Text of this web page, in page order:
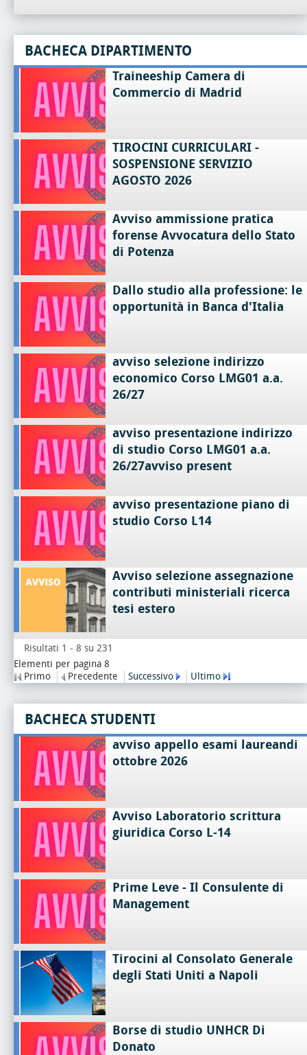
BACHECA DIPARTIMENTO
Traineeship Camera di
Commercio di Madrid
TIROCINI CURRICULARI -
SOSPENSIONE SERVIZIO
AGOSTO 2026
Avviso ammissione pratica
forense Avvocatura dello Stato
di Potenza
Dallo studio alla professione: le
opportunità in Banca d'Italia
avviso selezione indirizzo
economico Corso LMG01 a.a.
26/27
avviso presentazione indirizzo
di studio Corso LMG01 a.a.
26/27avviso present
avviso presentazione piano di
studio Corso L14
Avviso selezione assegnazione
contributi ministeriali ricerca
tesi estero
Risultati 1 - 8 su 231
Elementi per pagina 8
Primo
Precedente Successivo Ultimo
BACHECA STUDENTI
avviso appello esami laureandi
ottobre 2026
Avviso Laboratorio scrittura
giuridica Corso L-14
Prime Leve - Il Consulente di
Management
Tirocini al Consolato Generale
degli Stati Uniti a Napoli
Borse di studio UNHCR Di
Donato